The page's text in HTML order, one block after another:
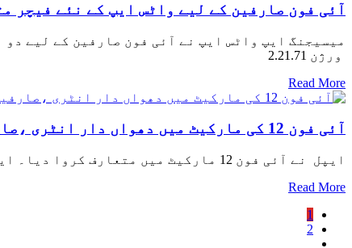
آئی فون صارفین کے لیے واٹس ایپ کے نئے فیچر
میسیجنگ ایپ واٹس ایپ نے آئی فون صارفین کے لیے
ورژن 2.21.71
Read More
آئی فون 12 کی مارکیٹ میں دھواں دار انٹری ،صارفین کے ملے جلے تاثرات
ایپل نے آئی فون 12 مارکیٹ میں متعارف کروا دیا۔ ایپل نے آئی فون 12 کے بارے میں بتاتے ہوئے کہا کہ آئی فون 12 ہینڈ سیٹ تیز 5 جی نیٹ ورکس پر کام کرنے والا
Read More
1
2